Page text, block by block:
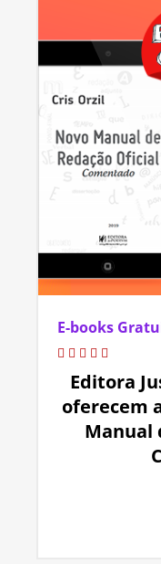
E-books
Editora
oferecem
Manual